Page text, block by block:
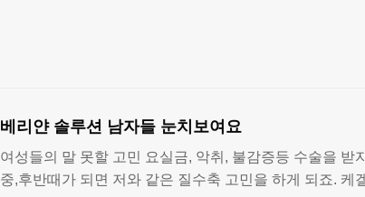
베리얀 솔루션 남자들 눈치보여요
여성들의 말 못할 고민 요실금, 악취, 불감증등 수술을
중,후반때가 되면 저와 같은 질수축 고민을 하게 되죠. 케